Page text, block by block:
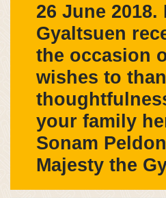
26 June
Gyaltsuen
the occasion
wishes to
your family
Sonam
Majesty the